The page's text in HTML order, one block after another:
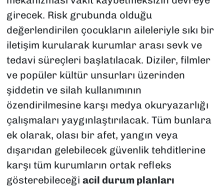
girecek. Risk grubunda olduğu
değerlendirilen çocukların aileleriyle sıkı bir
iletişim kurularak kurumlar arası sevk ve
tedavi süreçleri başlatılacak. Diziler, filmler
ve popüler kültür unsurları üzerinden
şiddetin ve silah kullanımının
özendirilmesine karşı medya okuryazarlığı
çalışmaları yaygınlaştırılacak. Tüm bunlara
ek olarak, olası bir afet, yangın veya
dışarıdan gelebilecek güvenlik tehditlerine
karşı tüm kurumların ortak refleks
gösterebileceği acil durum planları